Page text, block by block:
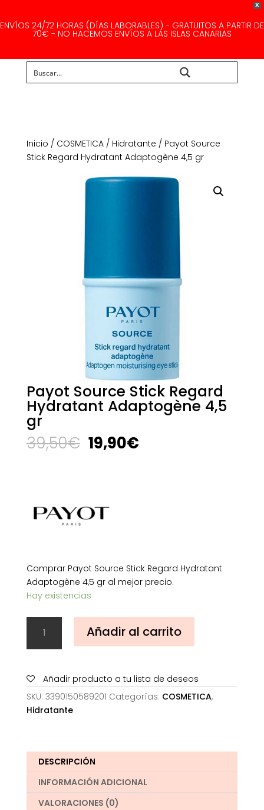
X
ENVÍOS 24/72 HORAS (DÍAS LABORABLES) - GRATUITOS A PARTIR DE
70€ - NO HACEMOS ENVÍOS A LAS ISLAS CANARIAS
Inicio / COSMETICA/ Hidratante / Payot Source
Stick Regard Hydratant Adaptogène 4,5 gr
Payot Source Stick Regard
Hydratant Adaptogène 4,5
gr
39,50€ El
precio
19,90€El
Comprar Payot Source Stick Regard Hydratant
Adaptogène 4,5 gr al mejor precio.
Hay existencias
Source
Stick
Hydratant
Adaptogène
4,5
Añadir al carrito
Añadir producto a tu lista de deseos
SKU: 3390150589201 Categorías: COSMETICA,
Hidratante
DESCRIPCIÓN
INFORMACIÓN ADICIONAL
VALORACIONES (0)